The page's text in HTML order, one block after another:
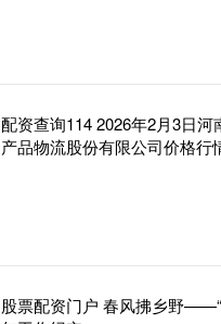
配资查询114 2026年2月3日河
产品物流股份有限公司价格行
股票配资门户 春风拂乡野